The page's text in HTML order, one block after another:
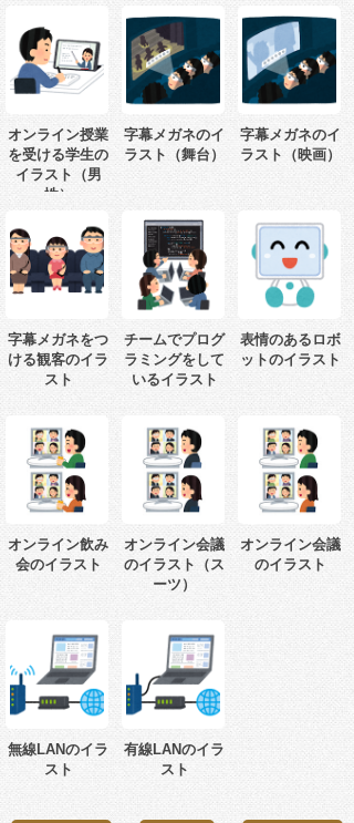
オンライン授業
を受ける学生の
イラスト（男
性）
字幕メガネのイ
ラスト（舞台）
字幕メガネのイ
ラスト（映画）
字幕メガネをつ
ける観客のイラ
スト
チームでプログ
ラミングをして
いるイラスト
表情のあるロボ
ットのイラスト
オンライン飲み
会のイラスト
オンライン会議
のイラスト（ス
ーツ）
オンライン会議
のイラスト
無線LANのイラ
スト
有線LANのイラ
スト